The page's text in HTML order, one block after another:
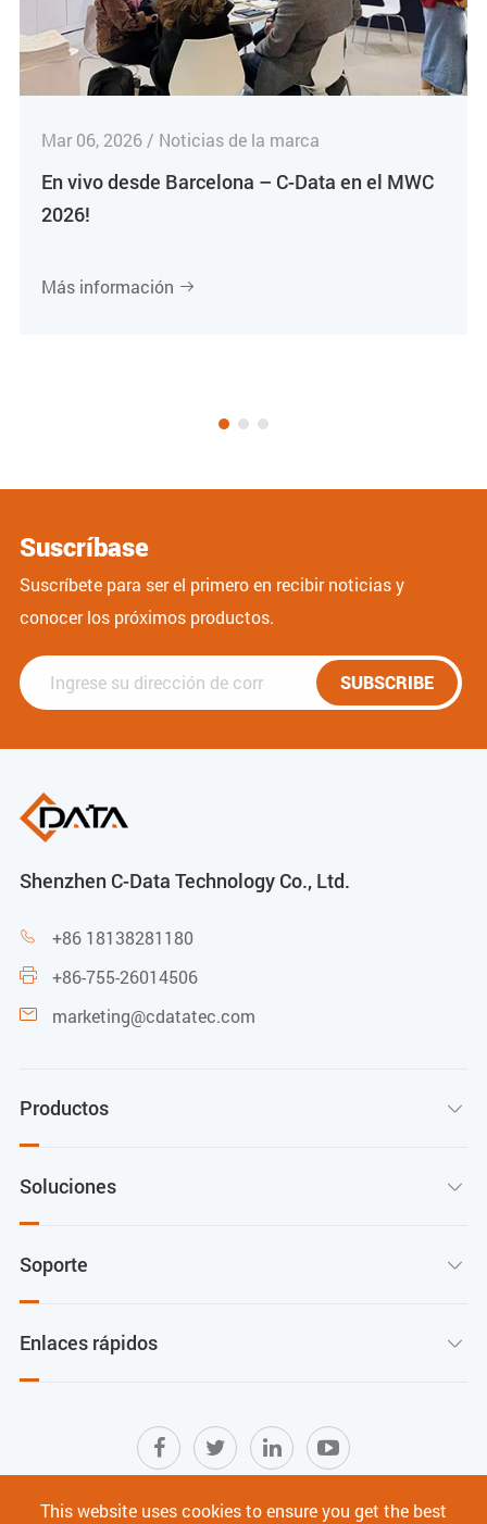
Mar 06, 2026 / Noticias de la marca
En vivo desde Barcelona – C-Data en el MWC
2026!
Más información 
Suscríbase
Suscríbete para ser el primero en recibir noticias y
conocer los próximos productos.
SUBSCRIBE
Shenzhen C-Data Technology Co., Ltd.
 +86 18138281180
 +86-755-26014506
 marketing@cdatatec.com
Productos 
Soluciones 
Soporte 
Enlaces rápidos 
This website uses cookies to ensure you get the best